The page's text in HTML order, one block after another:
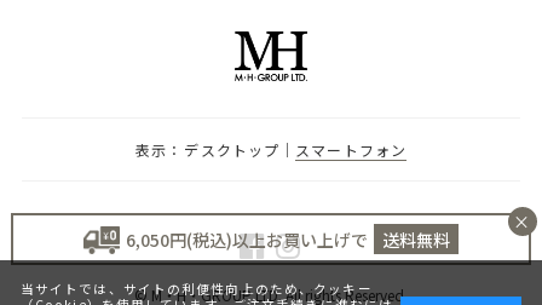
6,050円(税込)以上お買い上げで 送料無料
×
© M・H・GROUP LTD. All rights Reserved.
デスクトップ スマートフォン
当サイトでは、サイトの利便性向上のため、クッキー